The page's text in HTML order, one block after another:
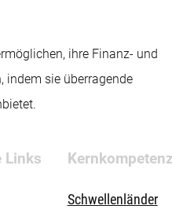
ihre Finanz- und
indem sie überragende
Links
Schwellenländer